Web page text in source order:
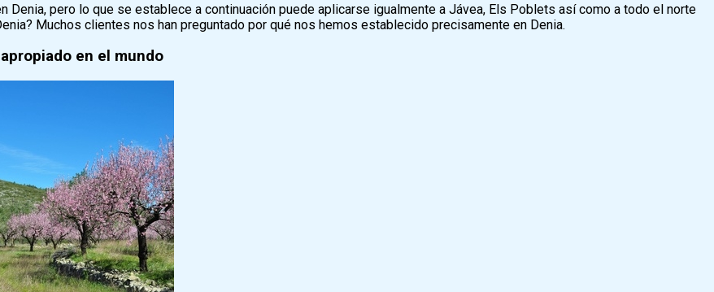
Denia, pero lo que se establece a continuación puede aplicarse igualmente a Jávea, Els Poblets así como a todo el norte
Muchos clientes nos han preguntado por qué nos hemos establecido precisamente en Denia.
en el mundo